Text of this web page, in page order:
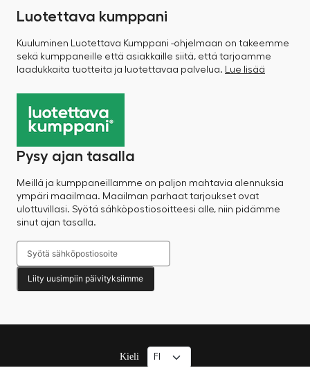
Luotettava kumppani
Kuuluminen Luotettava Kumppani -ohjelmaan on takeemme
sekä kumppaneille että asiakkaille siitä, että tarjoamme
laadukkaita tuotteita ja luotettavaa palvelua. Lue lisää
Pysy ajan tasalla
Meillä ja kumppaneillamme on paljon mahtavia alennuksia
ympäri maailmaa. Maailman parhaat tarjoukset ovat
ulottuvillasi. Syötä sähköpostiosoitteesi alle, niin pidämme
sinut ajan tasalla.
Liity uusimpiin päivityksiimme
Kieli